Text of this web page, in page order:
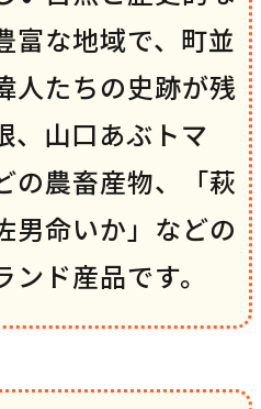
富な地域で、町並
人たちの史跡が残
、山口あぶトマ
の農畜産物、「萩
男命いか」などの
ド産品です。